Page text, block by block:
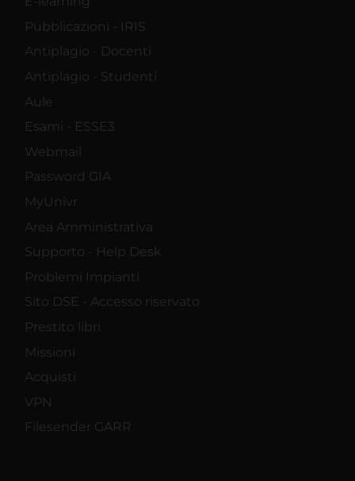
Pubblicazioni - IRIS
Antiplagio - Docenti
Antiplagio - Studenti
Aule
Esami - ESSE3
Webmail
Password GIA
MyUnivr
Area Amministrativa
Supporto - Help Desk
Problemi Impianti
Sito DSE - Accesso riservato
Prestito libri
Missioni
Acquisti
VPN
Filesender GARR